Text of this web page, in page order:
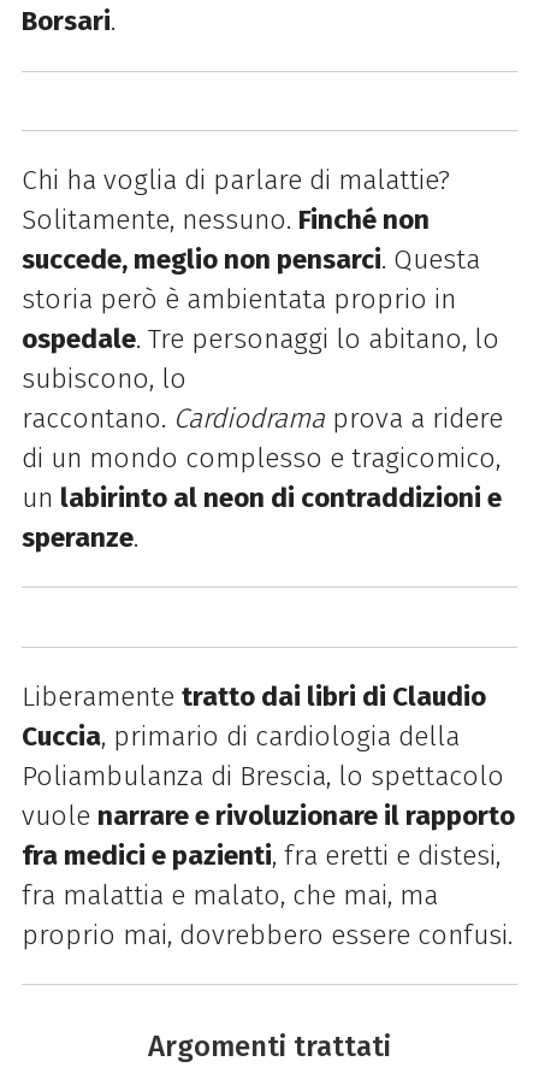
Borsari.
Chi ha voglia di parlare di malattie?
Solitamente, nessuno. Finché non
succede, meglio non pensarci. Questa
storia però è ambientata proprio in
ospedale. Tre personaggi lo abitano, lo
subiscono, lo
raccontano. Cardiodrama prova a ridere
di un mondo complesso e tragicomico,
un labirinto al neon di contraddizioni e
speranze.
Liberamente tratto dai libri di Claudio
Cuccia, primario di cardiologia della
Poliambulanza di Brescia, lo spettacolo
vuole narrare e rivoluzionare il rapporto
fra medici e pazienti, fra eretti e distesi,
fra malattia e malato, che mai, ma
proprio mai, dovrebbero essere confusi.
Argomenti trattati